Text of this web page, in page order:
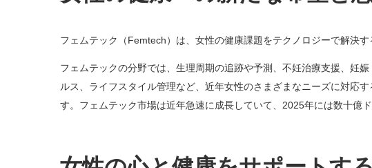
フェムテック（Femtech）は、女性の健康課題をテクノロジーで解決す
フェムテックの分野では、生理周期の追跡や予測、不妊治療支援、妊
ルス、ライフスタイル管理など、近年女性のさまざまなニーズに対応
す。フェムテック市場は近年急速に成長していて、2025年には数十億